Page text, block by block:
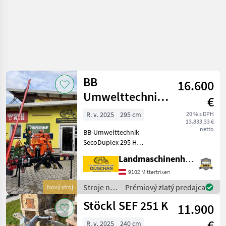
Nový stroj
BB
Umwelttechnik
SecoDuplex 295
Heckseitenmähwerk
16.600
€
20 % s DPH
13.833,33 €
netto
R. v. 2025
295 cm
BB-Umwelttechnik
SecoDuplex 295 H
Arbeitsbreite 295cm -
Dreipunktanbau Kat II -
Bidux Schneidwerk -
Einstellbare
Anfahrsicherung -
Gleitkuffen
Landmaschinenhandel Ouschan Anton
9102 Mittertrixen
Stroje na
zber
objemových
Prémiový zlatý predajca
Stöckl SEF 251 K
11.900
R. v. 2025 240 cm